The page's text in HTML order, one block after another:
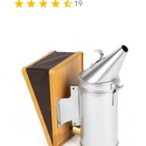
star star star star star_half 19